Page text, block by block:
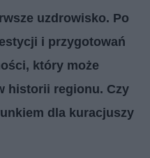
uzdrowisko. Po
i przygotowań
który może
historii regionu. Czy
dla kuracjuszy